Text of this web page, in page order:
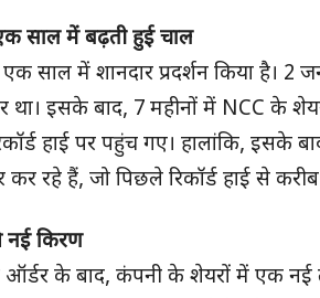
साल में बढ़ती हुई चाल
साल में शानदार प्रदर्शन किया है। 2
था। इसके बाद, 7 महीनों में NCC के
हाई पर पहुंच गए। हालांकि,
कर रहे हैं, जो पिछले रिकॉर्ड हाई से
नई किरण
ऑर्डर के बाद, कंपनी के शेयरों में एक